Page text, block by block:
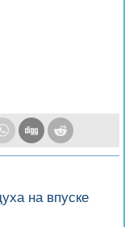
на впуске